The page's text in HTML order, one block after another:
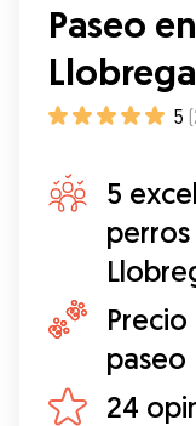
Paseo
5 (
5
paseo
24